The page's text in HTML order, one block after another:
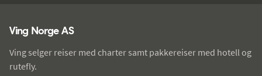
Ving Norge AS
Ving selger reiser med charter samt pakkereiser med hotell og
rutefly.